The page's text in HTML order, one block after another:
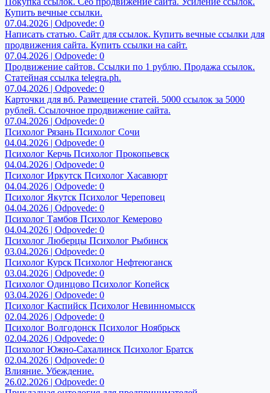
Купить вечные ссылки.
07.04.2026 | Odpovede: 0
Написать статью. Сайт для ссылок. Купить вечные ссылки для
продвижения сайта. Купить ссылки на сайт.
07.04.2026 | Odpovede: 0
Продвижение сайтов. Ссылки по 1 рублю. Продажа ссылок.
Статейная ссылка telegra.ph.
07.04.2026 | Odpovede: 0
Карточки для вб. Размещение статей. 5000 ссылок за 5000
рублей. Ссылочное продвижение сайта.
07.04.2026 | Odpovede: 0
Психолог Рязань Психолог Сочи
04.04.2026 | Odpovede: 0
Психолог Керчь Психолог Прокопьевск
04.04.2026 | Odpovede: 0
Психолог Иркутск Психолог Хасавюрт
04.04.2026 | Odpovede: 0
Психолог Якутск Психолог Череповец
04.04.2026 | Odpovede: 0
Психолог Тамбов Психолог Кемерово
04.04.2026 | Odpovede: 0
Психолог Люберцы Психолог Рыбинск
03.04.2026 | Odpovede: 0
Психолог Курск Психолог Нефтеюганск
03.04.2026 | Odpovede: 0
Психолог Одинцово Психолог Копейск
03.04.2026 | Odpovede: 0
Психолог Каспийск Психолог Невинномысск
02.04.2026 | Odpovede: 0
Психолог Волгодонск Психолог Ноябрьск
02.04.2026 | Odpovede: 0
Психолог Южно-Сахалинск Психолог Братск
02.04.2026 | Odpovede: 0
Влияние. Убеждение.
26.02.2026 | Odpovede: 0